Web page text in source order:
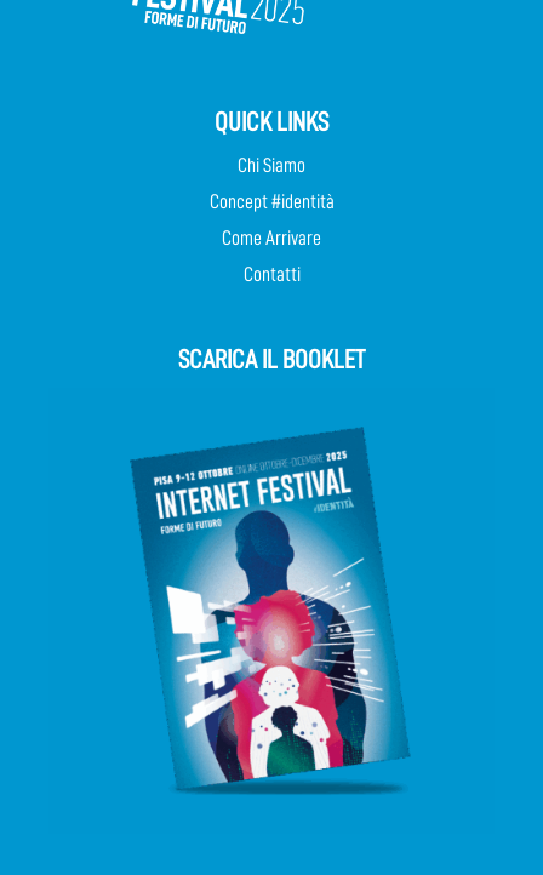
QUICK LINKS
Chi Siamo
Concept #identità
Come Arrivare
Contatti
SCARICA IL BOOKLET